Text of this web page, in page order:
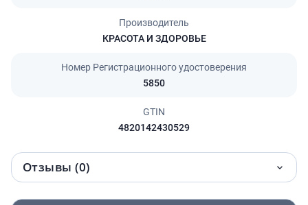
Производитель
КРАСОТА И ЗДОРОВЬЕ
Номер Регистрационного удостоверения
5850
GTIN
4820142430529
Отзывы (0)